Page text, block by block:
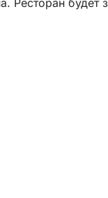
Ресторан будет